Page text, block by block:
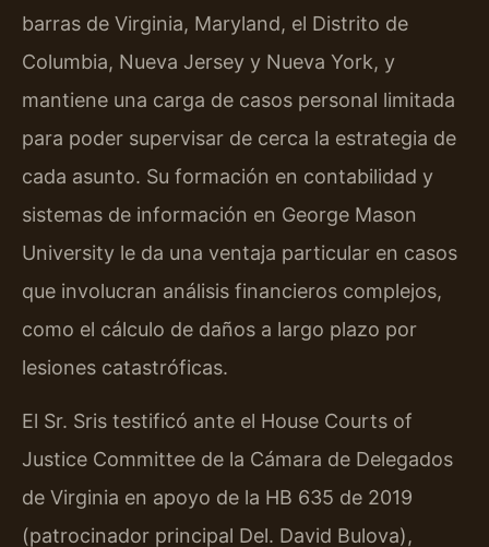
barras de Virginia, Maryland, el Distrito de
Columbia, Nueva Jersey y Nueva York, y
mantiene una carga de casos personal limitada
para poder supervisar de cerca la estrategia de
cada asunto. Su formación en contabilidad y
sistemas de información en George Mason
University le da una ventaja particular en casos
que involucran análisis financieros complejos,
como el cálculo de daños a largo plazo por
lesiones catastróficas.
El Sr. Sris testificó ante el House Courts of
Justice Committee de la Cámara de Delegados
de Virginia en apoyo de la HB 635 de 2019
(patrocinador principal Del. David Bulova),